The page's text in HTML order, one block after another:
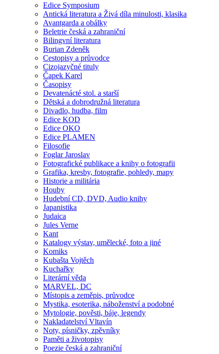
Edice Symposium
Antická literatura a Živá díla minulosti, klasika
Avantgarda a obálky
Beletrie česká a zahraniční
Bilingvní literatura
Burian Zdeněk
Cestopisy a průvodce
Cizojazyčné tituly
Čapek Karel
Časopisy
Devatenácté stol. a starší
Dětská a dobrodružná literatura
Divadlo, hudba, film
Edice KOD
Edice OKO
Edice PLAMEN
Filosofie
Foglar Jaroslav
Fotografické publikace a knihy o fotografii
Grafika, kresby, fotografie, pohledy, mapy
Historie a militária
Houby
Hudební CD, DVD, Audio knihy
Japanistika
Judaica
Jules Verne
Kant
Katalogy výstav, umělecké, foto a jiné
Komiks
Kubašta Vojtěch
Kuchařky
Literární věda
MARVEL, DC
Místopis a zeměpis, průvodce
Mystika, esoterika, náboženství a podobné
Mytologie, pověsti, báje, legendy
Nakladatelství Vltavín
Noty, písničky, zpěvníky
Paměti a životopisy
Poezie česká a zahraniční